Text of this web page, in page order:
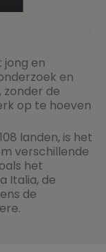
jong en
en
de
op te hoeven
landen, is het
verschillende
het
Italia, de
de